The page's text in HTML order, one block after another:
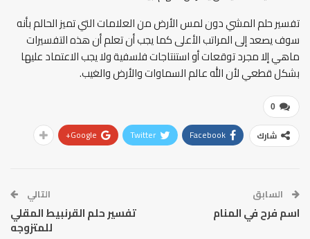
تفسير حلم المشي دون لمس الأرض من العلامات التي تميز الحالم بأنه
سوف يصعد إلى المراتب الأعلى كما يجب أن تعلم أن هذه التفسيرات
ماهي إلا مجرد توقعات أو استنتاجات فلسفية ولا يجب الاعتماد عليها
بشكل قطعي لأن الله عالم السماوات والأرض والغيب.
0
شارك Facebook
Twitter
Google+
السابق
اسم فرح في المنام
التالي
تفسير حلم القرنبيط المقلي
للمتزوجه